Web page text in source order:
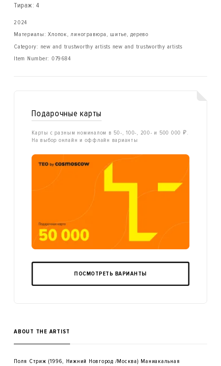
Тираж: 4
2024
Материалы: Хлопок, линогравюра, шитье, дерево
Category: new and trustworthy artists new and trustworthy artists
Item Number: 079684
Подарочные карты
Карты с разным номиналом в 50-, 100-, 200- и 500 000 ₽.
На выбор онлайн и оффлайн варианты
ПОСМОТРЕТЬ ВАРИАНТЫ
ABOUT THE ARTIST
Поля Стриж (1996, Нижний Новгород /Москва) Маниакальная